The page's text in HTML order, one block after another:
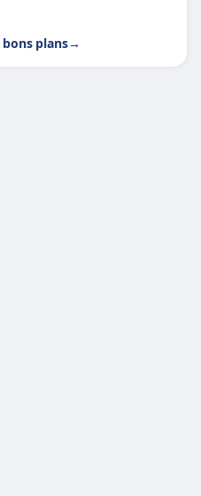
plans→